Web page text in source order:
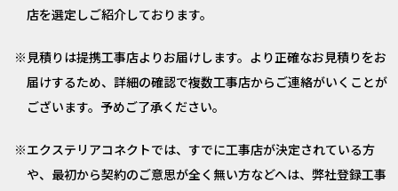
店を選定しご紹介しております。
見積りは提携工事店よりお届けします。より正確なお見積りをお
届けするため、詳細の確認で複数工事店からご連絡がいくことが
ございます。予めご了承ください。
エクステリアコネクトでは、すでに工事店が決定されている方
や、最初から契約のご意思が全く無い方などへは、弊社登録工事